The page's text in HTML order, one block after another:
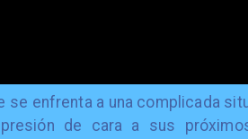
se enfrenta a una complicada
de cara a sus